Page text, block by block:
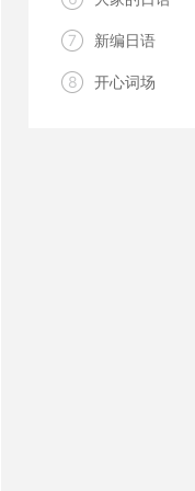
7 新编日语
8 开心词场